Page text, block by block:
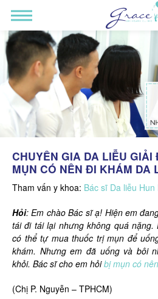
CHUYÊN GIA DA LIỄU
MỤN CÓ NÊN ĐI KHÁM DA
Tham vấn y khoa: Bác sĩ Da liễu Hun
Hỏi: Em chào Bác sĩ ạ! Hiện em
tái đi tái lại nhưng không quá
có thể tự mua thuốc trị mụn để
khám. Nhưng em đã uống và bôi
khỏi. Bác sĩ cho em hỏibị mụn có
(Chị P. Nguyễn – TPHCM)